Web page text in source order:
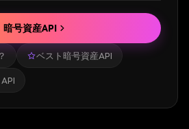
ベスト暗号資産API
暗号資産API